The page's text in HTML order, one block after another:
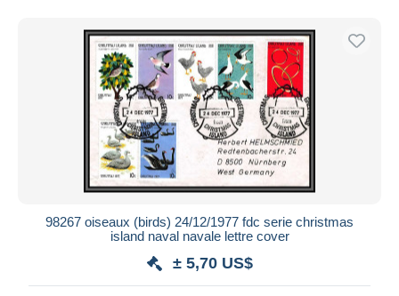
98267 oiseaux (birds) 24/12/1977 fdc serie christmas
island naval navale lettre cover
± 5,70 US$